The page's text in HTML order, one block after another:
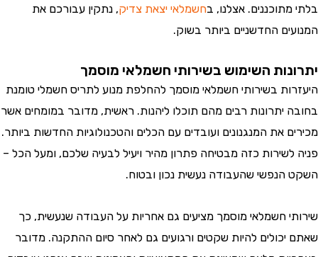
אצלנו, בחשמלאי יצאת צדיק , נתקין עבורכם את
החדשניים ביותר בשוק.
השימוש בשירותי חשמלאי מוסמך
בשירותי חשמלאי מוסמך להחלפת מנוע לתריס חשמלי טומנת
יתרונות רבים מהם תוכלו ליהנות. ראשית, מדובר במומחים אשר
את המנגנונים ועובדים עם הכלים והטכנולוגיות החדשות ביותר.
כזה מבטיחה פתרון מהיר ויעיל לבעיה שלכם, ומעל הכל –
שהעבודה נעשית נכון ובטוח.
חשמלאי מוסמך מציעים גם אחריות על העבודה שנעשית, כך
להיות שקטים ורגועים גם לאחר סיום ההתקנה. מדובר